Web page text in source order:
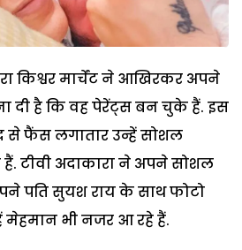
किश्वर मार्चेंट ने आखिरकर अपने
दी है कि वह पेरेंट्स बन चुके हैं. इस
फैंस लगातार उन्हें सोशल
हैं. टीवी अदाकारा ने अपने सोशल
पति सुयश राय के साथ फोटो
मेहमान भी नजर आ रहे हैं.